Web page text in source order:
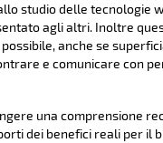
studio delle
agli altri. Inoltre
anche se
e comunicare con
una comprensione
dei benefici reali per